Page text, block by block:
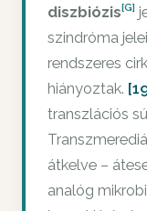
diszbiózis[G]
szindróma
rendszeres
hiányoztak.
transzlációs
átkelve –
analóg